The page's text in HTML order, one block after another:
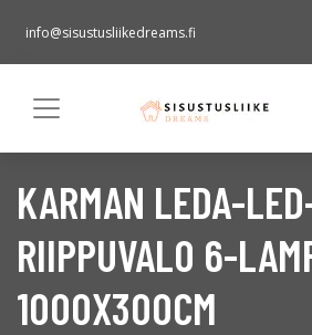
info@sisustusliikedreams.fi
KARMAN LEDA-
RIIPPUVALO 6-
1000X300CM